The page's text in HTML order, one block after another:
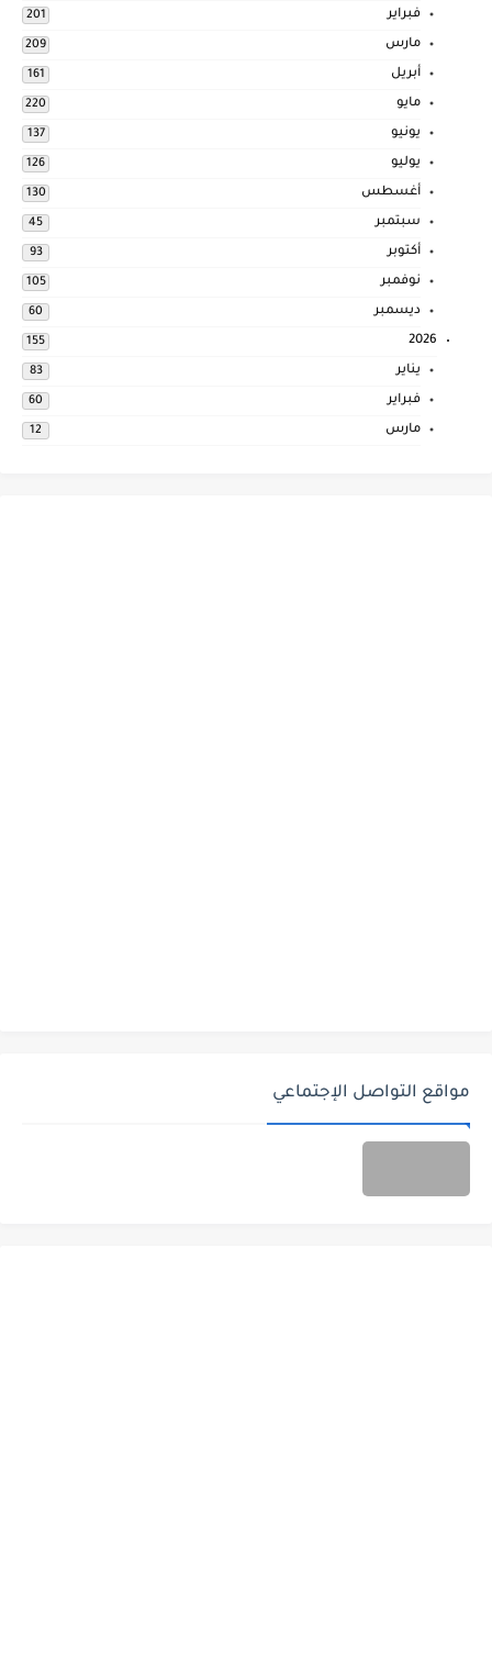
فبراير 201
مارس 209
أبريل 161
مايو 220
يونيو 137
يوليو 126
أغسطس 130
سبتمبر 45
أكتوبر 93
نوفمبر 105
ديسمبر 60
2026
155
يناير 83
فبراير 60
مارس 12
مواقع التواصل الإجتماعي